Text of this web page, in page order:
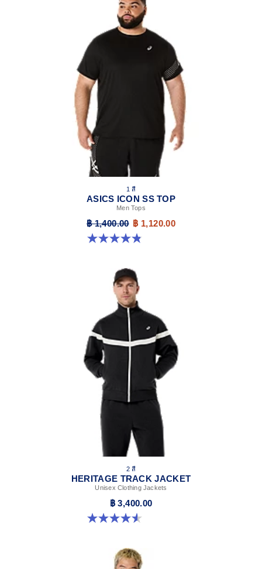
1 สี
ASICS ICON SS TOP
Men Tops
฿ 1,400.00 ฿ 1,120.00
4.8 จาก 5 ดาว 51 รีวิว
2 สี
HERITAGE TRACK JACKET
Unisex Clothing Jackets
฿ 3,400.00
4.6 จาก 5 ดาว 7 รีวิว